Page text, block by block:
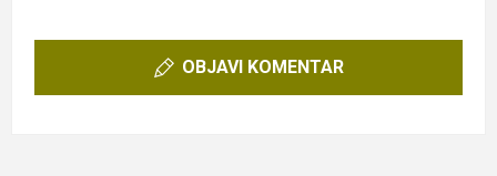
OBJAVI KOMENTAR